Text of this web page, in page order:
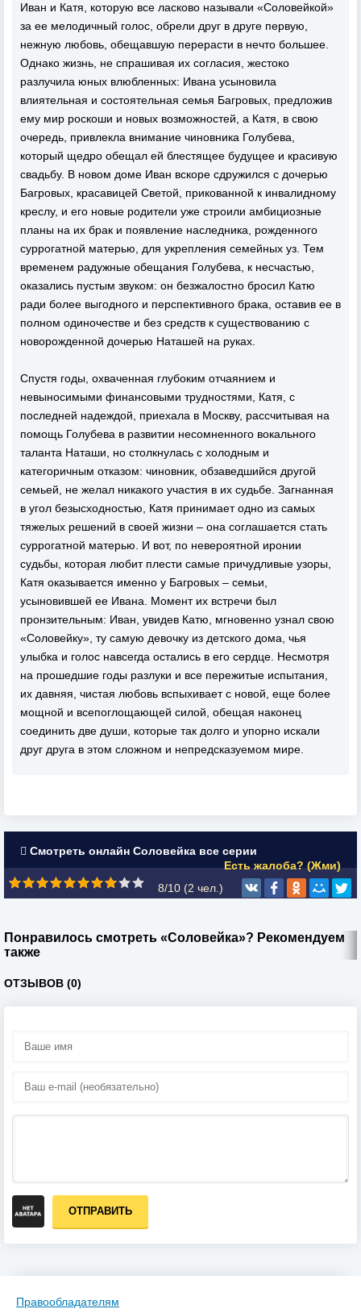
Иван и Катя, которую все ласково называли «Соловейкой»
за ее мелодичный голос, обрели друг в друге первую,
нежную любовь, обещавшую перерасти в нечто большее.
Однако жизнь, не спрашивая их согласия, жестоко
разлучила юных влюбленных: Ивана усыновила
влиятельная и состоятельная семья Багровых, предложив
ему мир роскоши и новых возможностей, а Катя, в свою
очередь, привлекла внимание чиновника Голубева,
который щедро обещал ей блестящее будущее и красивую
свадьбу. В новом доме Иван вскоре сдружился с дочерью
Багровых, красавицей Светой, прикованной к инвалидному
креслу, и его новые родители уже строили амбициозные
планы на их брак и появление наследника, рожденного
суррогатной матерью, для укрепления семейных уз. Тем
временем радужные обещания Голубева, к несчастью,
оказались пустым звуком: он безжалостно бросил Катю
ради более выгодного и перспективного брака, оставив ее в
полном одиночестве и без средств к существованию с
новорожденной дочерью Наташей на руках.
Спустя годы, охваченная глубоким отчаянием и
невыносимыми финансовыми трудностями, Катя, с
последней надеждой, приехала в Москву, рассчитывая на
помощь Голубева в развитии несомненного вокального
таланта Наташи, но столкнулась с холодным и
категоричным отказом: чиновник, обзаведшийся другой
семьей, не желал никакого участия в их судьбе. Загнанная
в угол безысходностью, Катя принимает одно из самых
тяжелых решений в своей жизни – она соглашается стать
суррогатной матерью. И вот, по невероятной иронии
судьбы, которая любит плести самые причудливые узоры,
Катя оказывается именно у Багровых – семьи,
усыновившей ее Ивана. Момент их встречи был
пронзительным: Иван, увидев Катю, мгновенно узнал свою
«Соловейку», ту самую девочку из детского дома, чья
улыбка и голос навсегда остались в его сердце. Несмотря
на прошедшие годы разлуки и все пережитые испытания,
их давняя, чистая любовь вспыхивает с новой, еще более
мощной и всепоглощающей силой, обещая наконец
соединить две души, которые так долго и упорно искали
друг друга в этом сложном и непредсказуемом мире.
Смотреть онлайн Соловейка все серии
Есть жалоба? (Жми)
8/10 (2 чел.)
Понравилось смотреть «Соловейка»? Рекомендуем
также
ОТЗЫВОВ (0)
ОТПРАВИТЬ
Правообладателям